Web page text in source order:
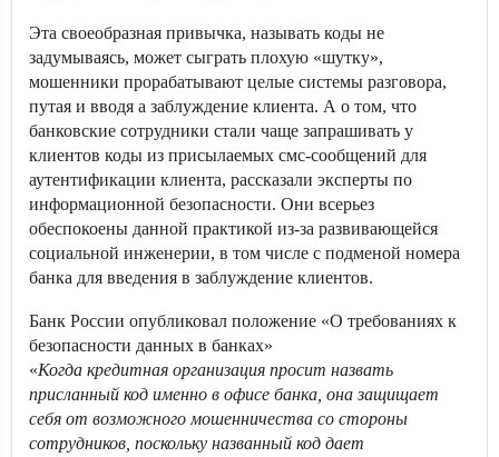
Эта своеобразная привычка, называть коды не
задумываясь, может сыграть плохую «шутку»,
мошенники прорабатывают целые системы разговора,
путая и вводя а заблуждение клиента. А о том, что
банковские сотрудники стали чаще запрашивать у
клиентов коды из присылаемых смс-сообщений для
аутентификации клиента, рассказали эксперты по
информационной безопасности. Они всерьез
обеспокоены данной практикой из-за развивающейся
социальной инженерии, в том числе с подменой номера
банка для введения в заблуждение клиентов.
Банк России опубликовал положение «О требованиях к
безопасности данных в банках»
«Когда кредитная организация просит назвать
присланный код именно в офисе банка, она защищает
себя от возможного мошенничества со стороны
сотрудников, поскольку названный код дает